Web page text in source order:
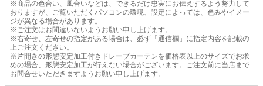
※商品の色合い、風合いなどは、できるだけ忠実にお伝えするよう努力して
おりますが、ご覧いただくパソコンの環境、設定によっては、色みやイメー
ジが異なる場合があります。
※ご注文はお間違いないようお願い申し上げます。
※右寄せ、左寄せの指定がある場合は、必ず「通信欄」に指定内容を記載の
上ご注文ください。
※片開きの形態安定加工付きドレープカーテンを価格表以上のサイズでお求
めの場合、形態安定加工が行えない場合がございます。ご注文前に当店まで
お問合せいただきますようお願い申し上げます。